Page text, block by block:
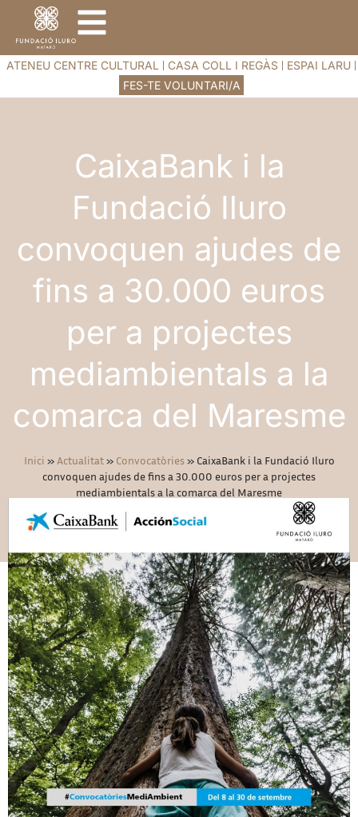
ATENEU CENTRE CULTURAL CASA COLL I REGÀS
ESPAI LARU
FES-TE VOLUNTARI/A
CaixaBank i la
Fundació Iluro
convoquen ajudes de
fins a 30.000 euros
per a projectes
mediambientals a la
comarca del Maresme
Inici »Actualitat» Convocatòries» CaixaBank i la Fundació Iluro
convoquen ajudes de fins a 30.000 euros per a projectes
mediambientals a la comarca del Maresme
08/09/2021 Convocatòries Social